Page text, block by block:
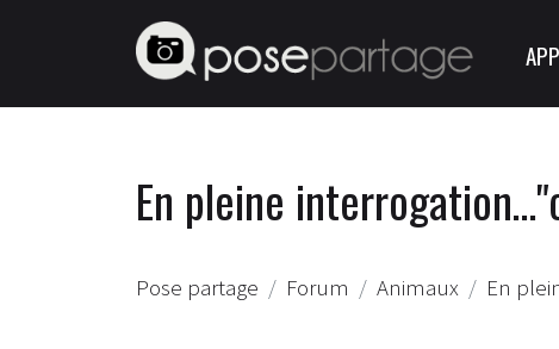
En pleine
Pose partage Forum Animaux En